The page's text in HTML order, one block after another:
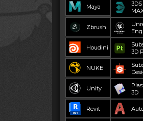
Maya
3DS
Zbrush
Houdini
3D
NUKE
Unity
3D
Revit